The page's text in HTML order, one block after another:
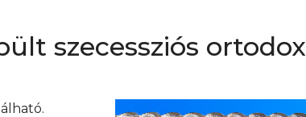
szecessziós ortodox